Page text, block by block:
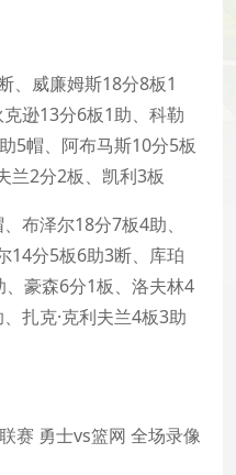
、威廉姆斯18分8板1
逊13分6板1助、科勒
5帽、阿布马斯10分5板
兰2分2板、凯利3板
布泽尔18分7板4助、
14分5板6助3断、库珀
豪森6分1板、洛夫林4
扎克·克利夫兰4板3助
赛 勇士vs篮网 全场录像